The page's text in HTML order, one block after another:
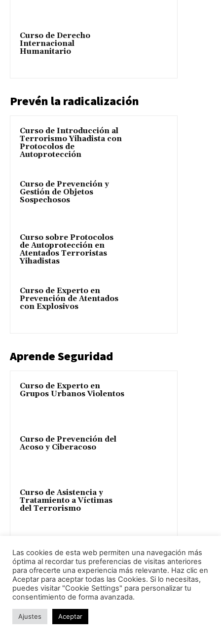
Curso de Derecho
Internacional
Humanitario
Prevén la radicalización
Curso de Introducción al
Terrorismo Yihadista con
Protocolos de
Autoprotección
Curso de Prevención y
Gestión de Objetos
Sospechosos
Curso sobre Protocolos
de Autoprotección en
Atentados Terroristas
Yihadistas
Curso de Experto en
Prevención de Atentados
con Explosivos
Aprende Seguridad
Curso de Experto en
Grupos Urbanos Violentos
Curso de Prevención del
Acoso y Ciberacoso
Curso de Asistencia y
Tratamiento a Víctimas
del Terrorismo
Gestión de Objetos
Sospechosos
Ciberseguridad (Usuarios)
Las cookies de esta web permiten una navegación más
óptima al recordar tus preferencias de visitas anteriores
para ofrecerte una experiencia más relevante. Haz clic en
Aceptar para aceptar todas las Cookies. Si lo necesitas,
puedes visitar "Cookie Settings" para personalizar tu
consentimiento de forma avanzada.
Ajustes Aceptar